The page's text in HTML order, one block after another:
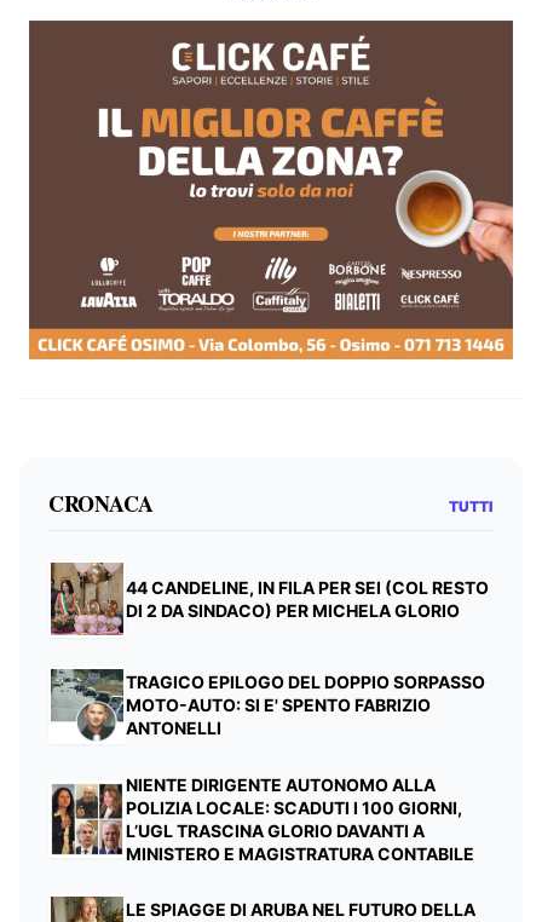
CRONACA TUTTI
44 CANDELINE, IN FILA PER SEI (COL RESTO
DI 2 DA SINDACO) PER MICHELA GLORIO
TRAGICO EPILOGO DEL DOPPIO SORPASSO
MOTO-AUTO: SI E' SPENTO FABRIZIO
ANTONELLI
NIENTE DIRIGENTE AUTONOMO ALLA
POLIZIA LOCALE: SCADUTI I 100 GIORNI,
L’UGL TRASCINA GLORIO DAVANTI A
MINISTERO E MAGISTRATURA CONTABILE
LE SPIAGGE DI ARUBA NEL FUTURO DELLA